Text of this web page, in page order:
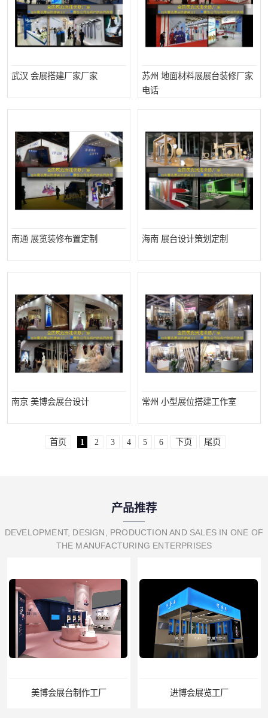
武汉 会展搭建厂家厂家
苏州 地面材料展展台装修厂家
电话
南通 展览装修布置定制 海南 展台设计策划定制
南京 美博会展台设计 常州 小型展位搭建工作室
首页 1 2 3 4 5 6 下页 尾页
产品推荐
DEVELOPMENT, DESIGN, PRODUCTION AND SALES IN ONE OF
THE MANUFACTURING ENTERPRISES
美博会展台制作工厂 进博会展览工厂